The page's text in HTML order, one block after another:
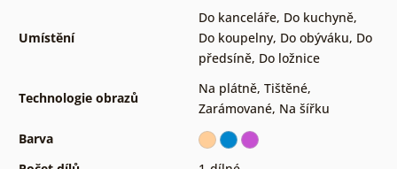
Umístění
Do kanceláře, Do kuchyně,
Do koupelny, Do obýváku, Do
předsíně, Do ložnice
Technologie obrazů
Na plátně, Tištěné,
Zarámované, Na šířku
Barva